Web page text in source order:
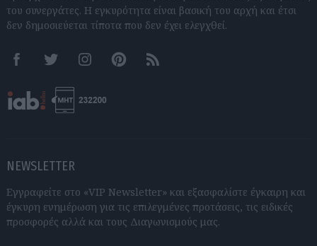
του συνεργάτες. Η εγκυρότητα είναι βασική του αρχή και έτσι
δεν δημοσιεύεται τίποτα που δεν έχει ελεγχθεί.
FacebookTwitter InstagramPinterestRSS feeds
NEWSLETTER
Εγγραφείτε στο «VIP Newsletter» και εξασφαλίστε έγκαιρη και
έγκυρη ενημέρωση για τις επιλεγμένες προτάσεις, τις ειδικές
προσφορές αλλά και τους Διαγωνισμούς μας.